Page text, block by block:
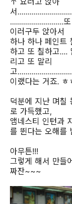
서
...........................
이러구두 앉아서
하나 하나 페인트
하고 또 칠하고....
리고 또 말리
고
이랬다는 거죠. ㅎ
덕분에 지난 며칠
로 가득했고,
앰네스티 인턴과
를 뛴다는 오해를
아무튼!!!
그렇게 해서 만들
짜잔~~~